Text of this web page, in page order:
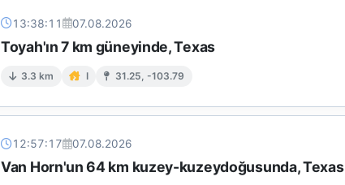
13:38:11 07.08.2026
Toyah'ın 7 km güneyinde, Texas
3.3 km I 31.25, -103.79
12:57:17 07.08.2026
Van Horn'un 64 km kuzey-kuzeydoğusunda, Texas